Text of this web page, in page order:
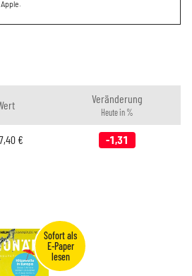
Veränderung
Heute in %
€ -1,31